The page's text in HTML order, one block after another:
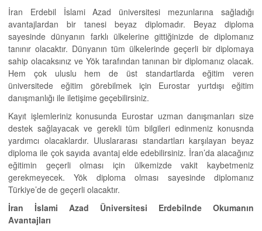
İran Erdebil İslami Azad üniversitesi mezunlarına sağladığı
avantajlardan bir tanesi beyaz diplomadır. Beyaz diploma
sayesinde dünyanın farklı ülkelerine gittiğinizde de diplomanız
tanınır olacaktır. Dünyanın tüm ülkelerinde geçerli bir diplomaya
sahip olacaksınız ve Yök tarafından tanınan bir diplomanız olacak.
Hem çok uluslu hem de üst standartlarda eğitim veren
üniversitede eğitim görebilmek için Eurostar yurtdışı eğitim
danışmanlığı ile iletişime geçebilirsiniz.
Kayıt işlemleriniz konusunda Eurostar uzman danışmanları size
destek sağlayacak ve gerekli tüm bilgileri edinmeniz konusnda
yardımcı olacaklardır. Uluslararası standartları karşılayan beyaz
diploma ile çok sayıda avantaj elde edebilirsiniz. İran’da alacağınız
eğitimin geçerli olması için ülkemizde vakit kaybetmeniz
gerekmeyecek. Yök diploma olması sayesinde diplomanız
Türkiye’de de geçerli olacaktır.
İran İslami Azad Üniversitesi Erdebilnde Okumanın
Avantajları